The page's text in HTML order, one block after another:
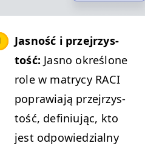
Jas­ność i prze­jrzys­
tość: Jas­no określone
role w matrycy RACI
popraw­ia­ją prze­jrzys­
tość, defini­u­jąc, kto
jest odpowiedzial­ny